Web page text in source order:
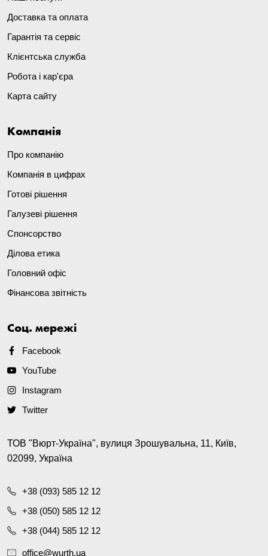
Доставка та оплата
Гарантія та сервіс
Клієнтська служба
Робота і кар'єра
Карта сайту
Компанія
Про компанію
Компанія в цифрах
Готові рішення
Галузеві рішення
Спонсорство
Ділова етика
Головний офіс
Фінансова звітність
Соц. мережі
Facebook
YouTube
Instagram
Twitter
ТОВ "Вюрт-Україна", вулиця Зрошувальна, 11, Київ,
02099, Україна
+38 (093) 585 12 12
+38 (050) 585 12 12
+38 (044) 585 12 12
office@wurth.ua